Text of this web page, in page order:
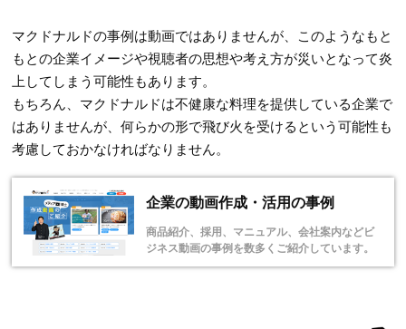
マクドナルドの事例は動画ではありませんが、このようなもと
もとの企業イメージや視聴者の思想や考え方が災いとなって炎
上してしまう可能性もあります。
もちろん、マクドナルドは不健康な料理を提供している企業で
はありませんが、何らかの形で飛び火を受けるという可能性も
考慮しておかなければなりません。
企業の動画作成・活用の事例
商品紹介、採用、マニュアル、会社案内などビ
ジネス動画の事例を数多くご紹介しています。